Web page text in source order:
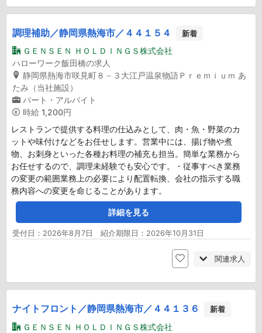
調理補助／静岡県熱海市／４４１５４ 新着
ＧＥＮＳＥＮ ＨＯＬＤＩＮＧＳ株式会社
ハローワーク飯田橋の求人
静岡県熱海市咲見町８－３大江戸温泉物語Ｐｒｅｍｉｕｍ あ
たみ（当社施設）
パート・アルバイト
時給 1,200円
レストランで提供する料理の仕込みとして、肉・魚・野菜のカ
ットや味付けなどをお任せします。営業中には、揚げ物や煮
物、お刺身といった各種お料理の補充も担当。簡単な業務から
お任せするので、調理未経験でも安心です。・従事すべき業務
の変更の範囲業務上の必要により配置転換、会社の指示する職
務内容への変更を命じることがあります。
詳細を見る
受付日：2026年8月7日 紹介期限日：2026年10月31日
関連求人
ナイトフロント／静岡県熱海市／４４１３６ 新着
ＧＥＮＳＥＮ ＨＯＬＤＩＮＧＳ株式会社